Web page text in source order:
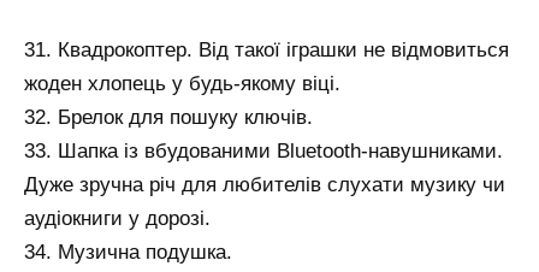
31. Квадрокоптер. Від такої іграшки не відмовиться
жоден хлопець у будь-якому віці.
32. Брелок для пошуку ключів.
33. Шапка із вбудованими Bluetooth-навушниками.
Дуже зручна річ для любителів слухати музику чи
аудіокниги у дорозі.
34. Музична подушка.